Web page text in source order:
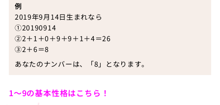
例
2019年9月14日生まれなら
①20190914
②2＋1＋0＋9＋9＋1＋4＝26
③2＋6＝8
あなたのナンバーは、「8」となります。
1～9の基本性格はこちら！